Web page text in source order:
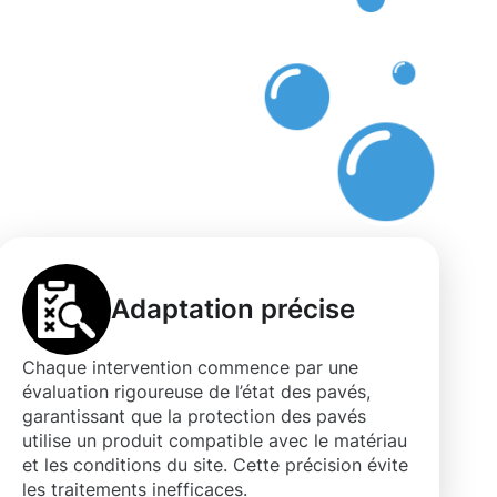
Adaptation précise
Chaque intervention commence par une
évaluation rigoureuse de l’état des pavés,
garantissant que la protection des pavés
utilise un produit compatible avec le matériau
et les conditions du site. Cette précision évite
les traitements inefficaces.